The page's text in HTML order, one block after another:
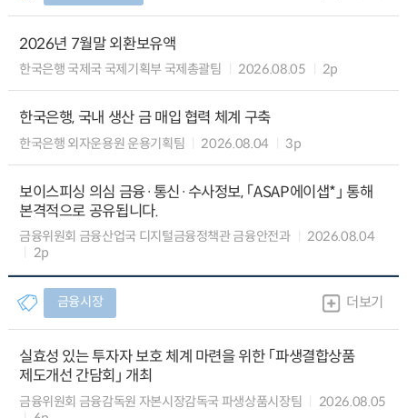
2026년 7월말 외환보유액
한국은행 국제국 국제기획부 국제총괄팀 2026.08.05 2p
한국은행, 국내 생산 금 매입 협력 체계 구축
한국은행 외자운용원 운용기획팀 2026.08.04 3p
보이스피싱 의심 금융·통신·수사정보, 「ASAP에이샙*」 통해
본격적으로 공유됩니다.
금융위원회 금융산업국 디지털금융정책관 금융안전과
2026.08.04
2p
금융시장 더보기
실효성 있는 투자자 보호 체계 마련을 위한 「파생결합상품
제도개선 간담회」 개최
금융위원회 금융감독원 자본시장감독국 파생상품시장팀
2026.08.05